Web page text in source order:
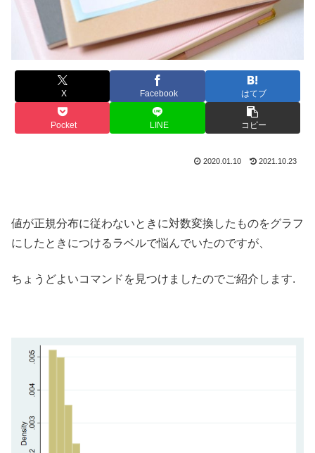
X Facebook はてブ
Pocket LINE コピー
2020.01.10 2021.10.23
値が正規分布に従わないときに対数変換したものをグラフ
にしたときにつけるラベルで悩んでいたのですが、
ちょうどよいコマンドを見つけましたのでご紹介します.